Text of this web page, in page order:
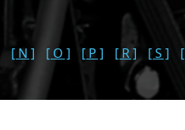
[ N ] [ O ] [ P ] [ R ] [ S ]